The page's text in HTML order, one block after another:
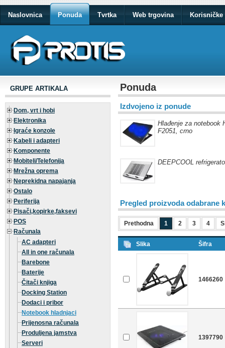
Naslovnica Ponuda Tvrtka Web trgovina Korisničke
GRUPE ARTIKALA
Dom, vrt i hobi
Elektronika
Igraće konzole
Kabeli i adapteri
Komponente
Mobiteli/Telefonija
Mrežna oprema
Neprekidna napajanja
Ostalo
Periferija
Pisači,kopirke,faksevi
POS
Računala
AC adapteri
All in one računala
Barebone
Baterije
Čitači knjiga
Docking Station
Dodaci i pribor
Notebook hladnjaci
Prijenosna računala
Produljena jamstva
Serveri
Ponuda
Izdvojeno iz ponude
Hlađenje za notebook
F2051, crno
DEEPCOOL
Pregled proizvoda odabrane
Prethodna 1 2 3 4
Slika Šifra
1466260
1397790